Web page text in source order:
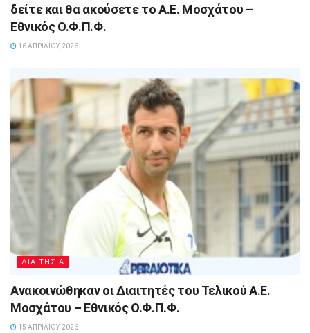
δείτε και θα ακούσετε το Α.Ε. Μοσχάτου –
Εθνικός Ο.Φ.Π.Φ.
16 ΑΠΡΙΛΊΟΥ, 2026
ΔΙΑΙΤΗΣΙΑ
Ανακοινώθηκαν οι Διαιτητές του Τελικού Α.Ε.
Μοσχάτου – Εθνικός Ο.Φ.Π.Φ.
15 ΑΠΡΙΛΊΟΥ, 2026